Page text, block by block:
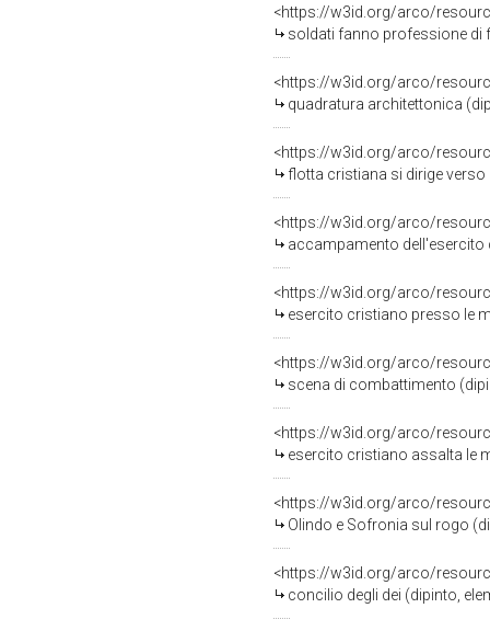
<https://w3id.org/arco/
soldati fanno professione di fede a
<https://w3id.org/arco/
quadratura architettonica
<https://w3id.org/arco/
flotta cristiana si dirige verso
<https://w3id.org/arco/
accampamento dell'esercito
<https://w3id.org/arco/
esercito cristiano presso le mura
<https://w3id.org/arco/
scena di combattimento
<https://w3id.org/arco/
esercito cristiano assalta le mura
<https://w3id.org/arco/
Olindo e Sofronia sul rogo
<https://w3id.org/arco/
concilio degli dei (dipinto,